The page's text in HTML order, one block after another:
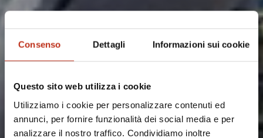
Consenso Dettagli Informazioni sui cookie
Questo sito web utilizza i cookie
Utilizziamo i cookie per personalizzare contenuti ed
annunci, per fornire funzionalità dei social media e per
analizzare il nostro traffico. Condividiamo inoltre